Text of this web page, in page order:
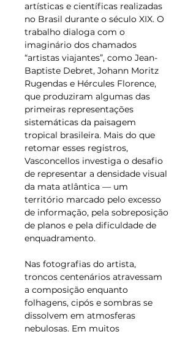
artísticas e científicas realizadas
no Brasil durante o século XIX. O
trabalho dialoga com o
imaginário dos chamados
“artistas viajantes”, como Jean-
Baptiste Debret, Johann Moritz
Rugendas e Hércules Florence,
que produziram algumas das
primeiras representações
sistemáticas da paisagem
tropical brasileira. Mais do que
retomar esses registros,
Vasconcellos investiga o desafio
de representar a densidade visual
da mata atlântica — um
território marcado pelo excesso
de informação, pela sobreposição
de planos e pela dificuldade de
enquadramento.
Nas fotografias do artista,
troncos centenários atravessam
a composição enquanto
folhagens, cipós e sombras se
dissolvem em atmosferas
nebulosas. Em muitos